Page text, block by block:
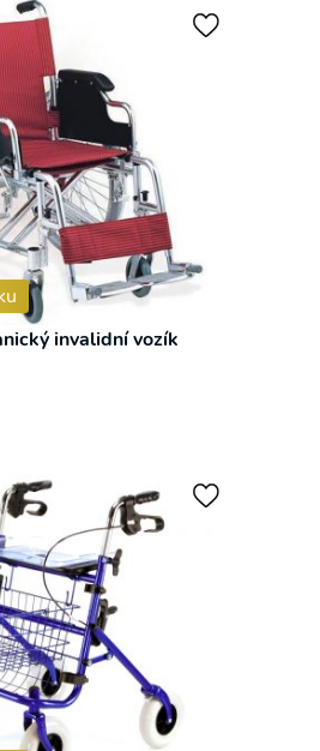
invalidní vozík